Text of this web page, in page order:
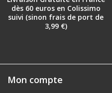
dès 60 euros en Colissimo
suivi (sinon frais de port de
3,99 €)
Mon compte